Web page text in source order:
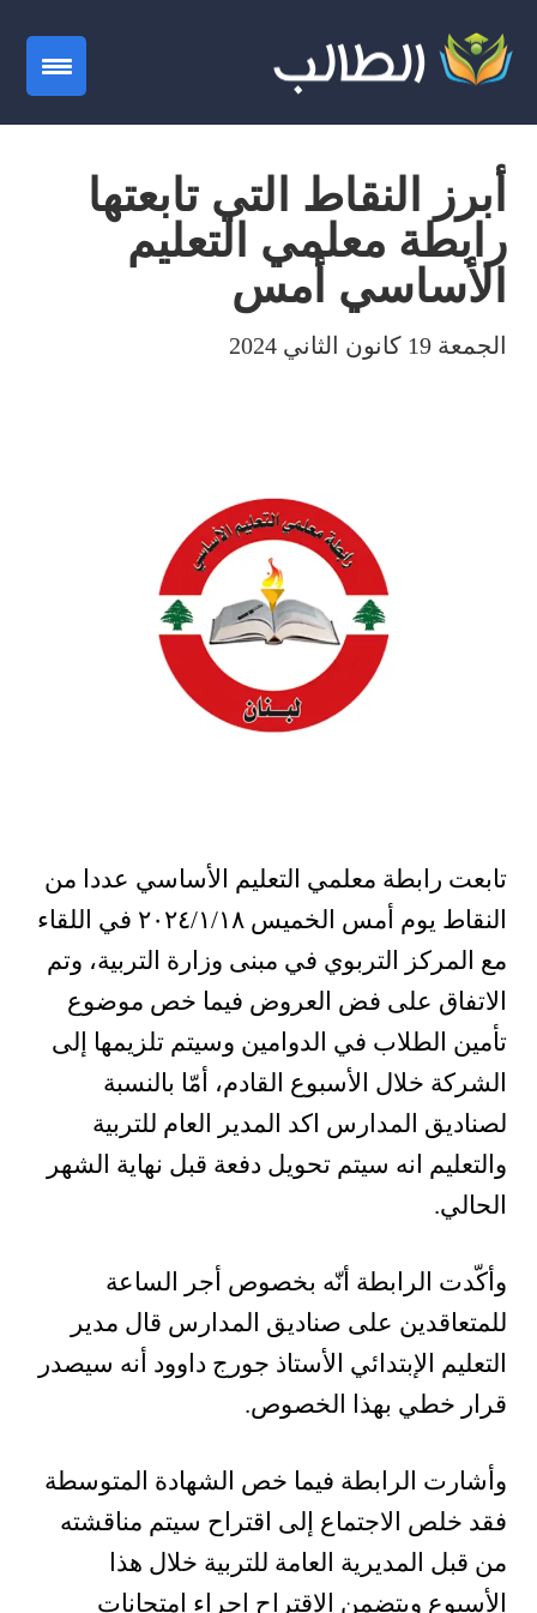
أبرز النقاط التي تابعتها
رابطة معلمي التعليم
الأساسي أمس
الجمعة 19 كانون الثاني 2024
تابعت رابطة معلمي التعليم الأساسي عددا من
النقاط يوم أمس الخميس ٢٠٢٤/١/١٨ في اللقاء
مع المركز التربوي في مبنى وزارة التربية، وتم
الاتفاق على فض العروض فيما خص موضوع
تأمين الطلاب في الدوامين وسيتم تلزيمها إلى
الشركة خلال الأسبوع القادم، أمّا بالنسبة
لصناديق المدارس اكد المدير العام للتربية
والتعليم انه سيتم تحويل دفعة قبل نهاية الشهر
الحالي.
وأكّدت الرابطة أنّه بخصوص أجر الساعة
للمتعاقدين على صناديق المدارس قال مدير
التعليم الإبتدائي الأستاذ جورج داوود أنه سيصدر
قرار خطي بهذا الخصوص.
وأشارت الرابطة فيما خص الشهادة المتوسطة
فقد خلص الاجتماع إلى اقتراح سيتم مناقشته
من قبل المديرية العامة للتربية خلال هذا
الأسبوع ويتضمن الإقتراح إجراء إمتحانات